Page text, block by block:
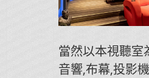
當然以本視聽室
音響,布幕,投影